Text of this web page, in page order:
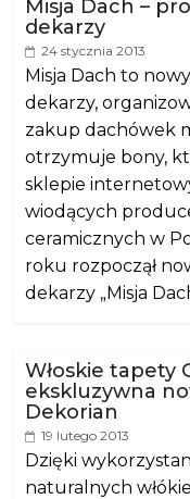
Misja Dach –
dekarzy
24 stycznia 2013
Misja Dach to
dekarzy,
zakup dachówek
otrzymuje bony,
sklepie
wiodących
ceramicznych w
roku rozpoczął
dekarzy „Misja
Włoskie tapety
ekskluzywna
Dekorian
19 lutego 2013
Dzięki
naturalnych